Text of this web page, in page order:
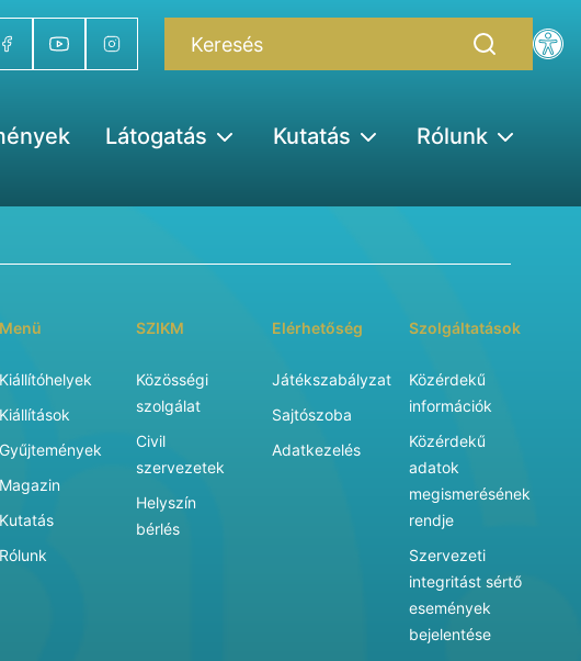
Látogatás Kutatás
Rólunk
Menü
Kiállítóhelyek
Kiállítások
Gyűjtemények
Magazin
Kutatás
Rólunk
SZIKM
Közösségi
szolgálat
Civil
szervezetek
Helyszín
bérlés
Elérhetőség
Játékszabályzat
Sajtószoba
Adatkezelés
Szolgáltatások
Közérdekű
információk
Közérdekű
adatok
megismerésének
rendje
Szervezeti
integritást sértő
események
bejelentése